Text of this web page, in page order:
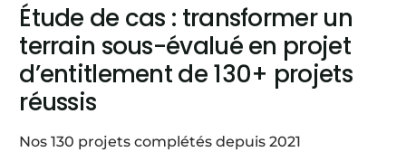
Étude de cas : transformer un
terrain sous-évalué en projet
d’entitlement de 130+ projets
réussis
Nos 130 projets complétés depuis 2021